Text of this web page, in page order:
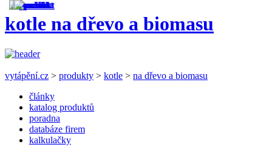
kotle na dřevo a biomasu
vytápění.cz > produkty > kotle > na dřevo a biomasu
články
katalog produktů
poradna
databáze firem
kalkulačky